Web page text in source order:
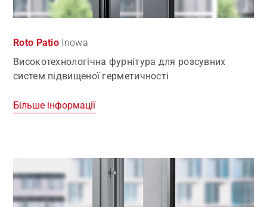
Roto Patio Inowa
Високотехнологічна фурнітура для розсувних
систем підвищеної герметичності
Більше інформації